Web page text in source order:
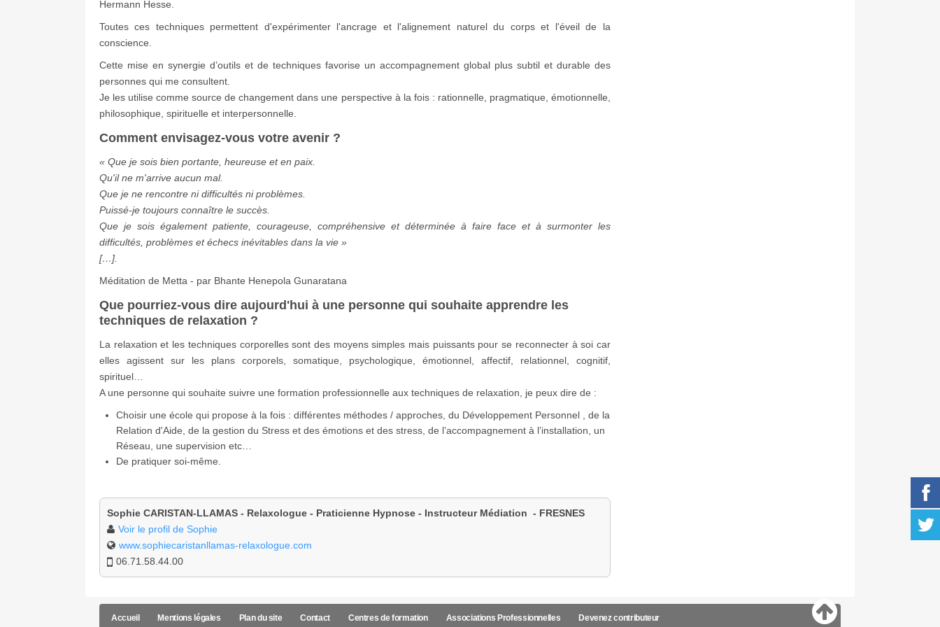
Hermann Hesse.
Toutes ces techniques permettent d'expérimenter l'ancrage et l'alignement naturel du corps et l'éveil de la
conscience.
Cette mise en synergie d’outils et de techniques favorise un accompagnement global plus subtil et durable des
personnes qui me consultent.
Je les utilise comme source de changement dans une perspective à la fois : rationnelle, pragmatique, émotionnelle,
philosophique, spirituelle et interpersonnelle.
Comment envisagez-vous votre avenir ?
« Que je sois bien portante, heureuse et en paix.
Qu'il ne m'arrive aucun mal.
Que je ne rencontre ni difficultés ni problèmes.
Puissé-je toujours connaître le succès.
Que je sois également patiente, courageuse, compréhensive et déterminée à faire face et à surmonter les
difficultés, problèmes et échecs inévitables dans la vie »
[…].
Méditation de Metta - par Bhante Henepola Gunaratana
Que pourriez-vous dire aujourd'hui à une personne qui souhaite apprendre les
techniques de relaxation ?
La relaxation et les techniques corporelles sont des moyens simples mais puissants pour se reconnecter à soi car
elles agissent sur les plans corporels, somatique, psychologique, émotionnel, affectif, relationnel, cognitif,
spirituel…
A une personne qui souhaite suivre une formation professionnelle aux techniques de relaxation, je peux dire de :
Choisir une école qui propose à la fois : différentes méthodes / approches, du Développement Personnel , de la
Relation d'Aide, de la gestion du Stress et des émotions et des stress, de l’accompagnement à l’installation, un
Réseau, une supervision etc…
De pratiquer soi-même.
Sophie CARISTAN-LLAMAS - Relaxologue - Praticienne Hypnose - Instructeur Médiation - FRESNES
Voir le profil de Sophie
www.sophiecaristanllamas-relaxologue.com
06.71.58.44.00
Accueil Mentions légales Plan du site Contact Centres de formation Associations Professionnelles Devenez contributeur